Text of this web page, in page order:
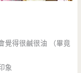
覺得很鹹很油 （畢竟
象